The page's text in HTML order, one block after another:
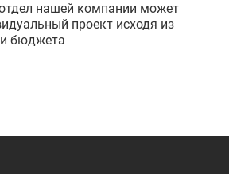
нашей компании может
проект исходя из
бюджета